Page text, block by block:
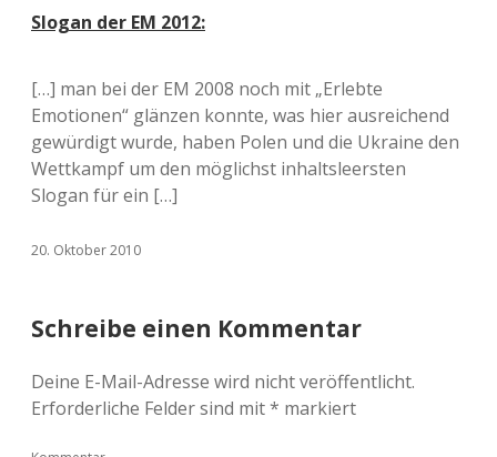
Slogan der EM 2012:
[…] man bei der EM 2008 noch mit „Erlebte
Emotionen“ glänzen konnte, was hier ausreichend
gewürdigt wurde, haben Polen und die Ukraine den
Wettkampf um den möglichst inhaltsleersten
Slogan für ein […]
20. Oktober 2010
Schreibe einen Kommentar
Deine E-Mail-Adresse wird nicht veröffentlicht.
Erforderliche Felder sind mit* markiert